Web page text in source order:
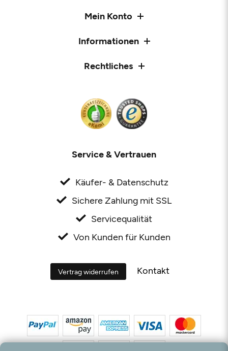
Mein Konto
Informationen
Rechtliches
Service & Vertrauen
Käufer- & Datenschutz
Sichere Zahlung mit SSL
Servicequalität
Von Kunden für Kunden
Vertrag widerrufen Kontakt